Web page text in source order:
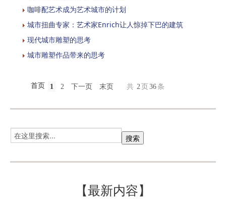
咖啡配艺术成为艺术城市的计划
城市扭曲专家：艺术家Enrich让人惊掉下巴的建筑
现代城市雕塑的思考
城市雕塑作品带来的思考
首页 1 2 下一页 末页 共 2 页 36 条
【最新内容】